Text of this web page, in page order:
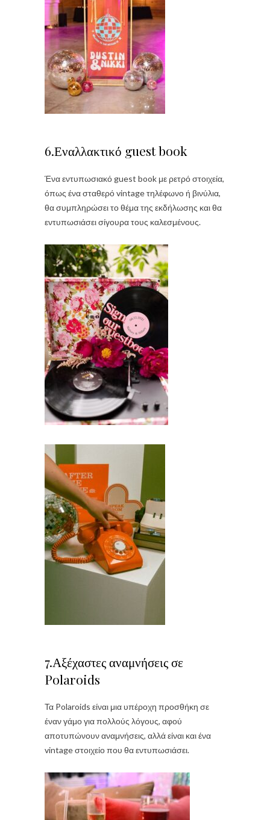
6.Εναλλακτικό guest book
Ένα εντυπωσιακό guest book με ρετρό στοιχεία,
όπως ένα σταθερό vintage τηλέφωνο ή βινύλια,
θα συμπληρώσει το θέμα της εκδήλωσης και θα
εντυπωσιάσει σίγουρα τους καλεσμένους.
7.Αξέχαστες αναμνήσεις σε
Polaroids
Τα Polaroids είναι μια υπέροχη προσθήκη σε
έναν γάμο για πολλούς λόγους, αφού
αποτυπώνουν αναμνήσεις, αλλά είναι και ένα
vintage στοιχείο που θα εντυπωσιάσει.